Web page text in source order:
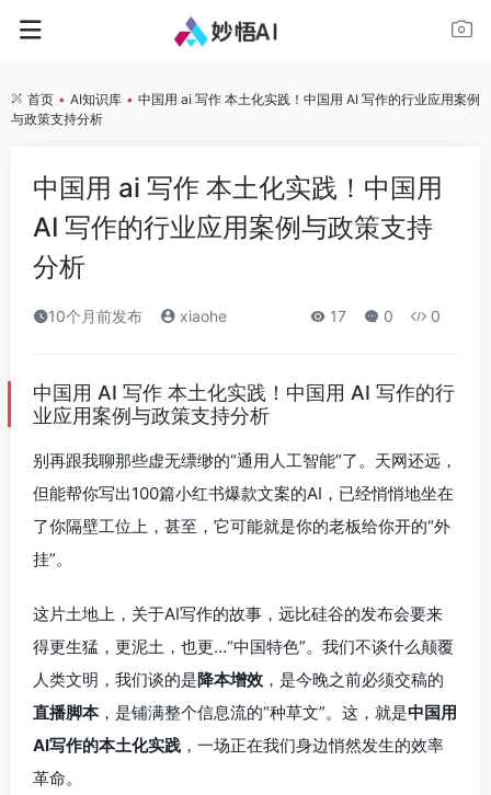
首页 • AI知识库 • 中国用 ai 写作 本土化实践！中国用 AI 写作的行业应用案例
与政策支持分析
中国用 ai 写作 本土化实践！中国用
AI 写作的行业应用案例与政策支持
分析
10个月前发布 xiaohe 17 0 0
中国用 AI 写作 本土化实践！中国用 AI 写作的行
业应用案例与政策支持分析
别再跟我聊那些虚无缥缈的“通用人工智能”了。天网还远，
但能帮你写出100篇小红书爆款文案的AI，已经悄悄地坐在
了你隔壁工位上，甚至，它可能就是你的老板给你开的“外
挂”。
这片土地上，关于AI写作的故事，远比硅谷的发布会要来
得更生猛，更泥土，也更…“中国特色”。我们不谈什么颠覆
人类文明，我们谈的是降本增效 ，是今晚之前必须交稿的
直播脚本，是铺满整个信息流的“种草文”。这，就是中国用
AI写作的本土化实践 ，一场正在我们身边悄然发生的效率
革命。